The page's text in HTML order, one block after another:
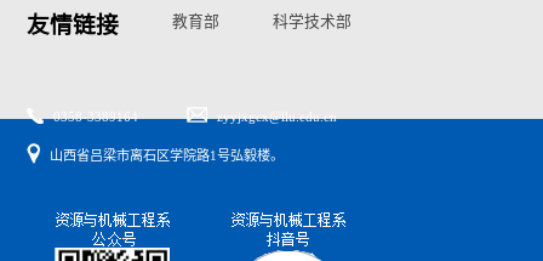
友情链接 教育部
科学技术部
0358-3389164 zyyjxgcx@llu.edu.cn
山西省吕梁市离石区学院路1号弘毅楼。